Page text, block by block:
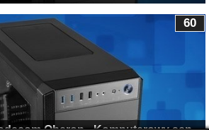
60